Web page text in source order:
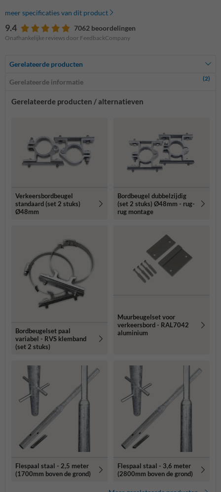
meer specificaties van dit product
9.4 7062 beoordelingen
Onafhankelijke reviews door FeedbackCompany
Gerelateerde producten
Gerelateerde informatie (2)
Gerelateerde producten / alternatieven
Verkeersbordbeugel
standaard (set 2 stuks)
Ø48mm
Bordbeugel dubbelzijdig
(set 2 stuks) Ø48mm - rug-
rug montage
Bordbeugelset paal
variabel - RVS klemband
(set 2 stuks)
Muurbeugelset voor
verkeersbord - RAL7042
aluminium
Flespaal staal - 2,5 meter
(1700mm boven de grond)
Flespaal staal - 3,6 meter
(2800mm boven de grond)